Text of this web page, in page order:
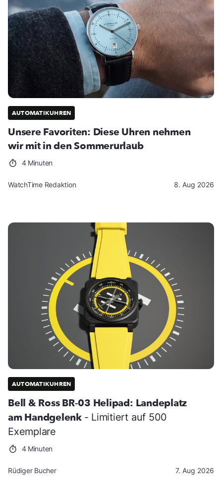
AUTOMATIKUHREN
Unsere Favoriten: Diese Uhren nehmen
wir mit in den Sommerurlaub
4 Minuten
WatchTime Redaktion 8. Aug 2026
AUTOMATIKUHREN
Bell & Ross BR-03 Helipad: Landeplatz
am Handgelenk - Limitiert auf 500
Exemplare
4 Minuten
Rüdiger Bucher 7. Aug 2026